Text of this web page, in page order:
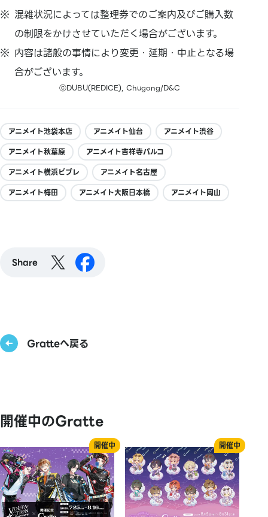
混雑状況によっては整理券でのご案内及びご購入数
の制限をかけさせていただく場合がございます。
内容は諸般の事情により変更・延期・中止となる場
合がございます。
ⓒDUBU(REDICE), Chugong/D&C
アニメイト池袋本店 アニメイト仙台
アニメイト渋谷
アニメイト秋葉原
アニメイト吉祥寺パルコ
アニメイト横浜ビブレ
アニメイト名古屋
アニメイト梅田
アニメイト大阪日本橋 アニメイト岡山
Share
Gratteへ戻る
開催中のGratte